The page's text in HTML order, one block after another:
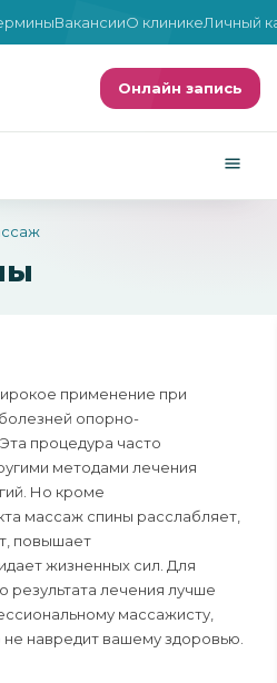
ВакансииО клиникеЛичный
Онлайн запись
применение при
опорно-
процедура часто
методами лечения
Но кроме
массаж спины расслабляет,
повышает
жизненных сил. Для
результата лечения лучше
массажисту,
навредит вашему здоровью.